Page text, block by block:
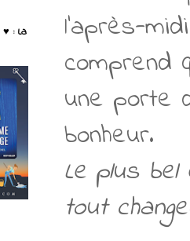
l'après-
comprend
une porte
bonheur.
Le plus
tout
♥ : La